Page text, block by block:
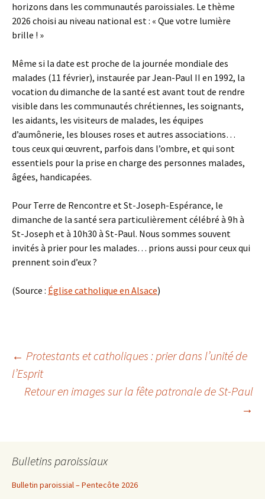
horizons dans les communautés paroissiales. Le thème
2026 choisi au niveau national est : « Que votre lumière
brille ! »
Même si la date est proche de la journée mondiale des
malades (11 février), instaurée par Jean-Paul II en 1992, la
vocation du dimanche de la santé est avant tout de rendre
visible dans les communautés chrétiennes, les soignants,
les aidants, les visiteurs de malades, les équipes
d’aumônerie, les blouses roses et autres associations…
tous ceux qui œuvrent, parfois dans l’ombre, et qui sont
essentiels pour la prise en charge des personnes malades,
âgées, handicapées.
Pour Terre de Rencontre et St-Joseph-Espérance, le
dimanche de la santé sera particulièrement célébré à 9h à
St-Joseph et à 10h30 à St-Paul. Nous sommes souvent
invités à prier pour les malades… prions aussi pour ceux qui
prennent soin d’eux ?
(Source : Église catholique en Alsace)
Navigation
des
← Protestants et catholiques : prier dans l’unité de
l’Esprit
Retour en images sur la fête patronale de St-Paul
→
Bulletins paroissiaux
Bulletin paroissial – Pentecôte 2026